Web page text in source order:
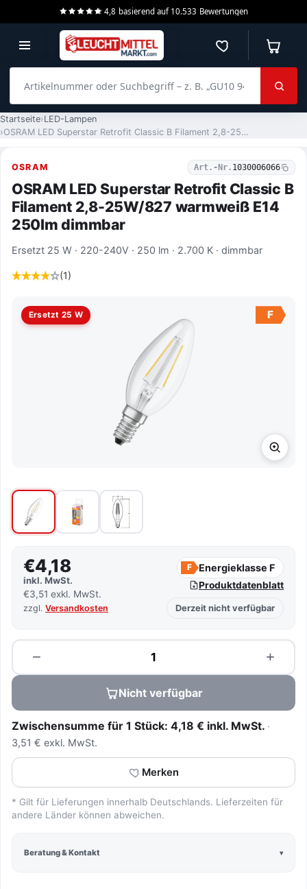
4,8 basierend auf 10.533 Bewertungen
Merkzettel
Startseite LED-Lampen
OSRAM LED Superstar Retrofit Classic B Filament 2,8-25W/827 warmweiß E14 250lm dimmbar
OSRAM Art.-Nr. 1030006066
OSRAM LED Superstar Retrofit Classic B
Filament 2,8-25W/827 warmweiß E14
250lm dimmbar
Ersetzt 25 W · 220-240V · 250 lm · 2.700 K · dimmbar
(1)
Ersetzt 25 W F
€4,18
inkl. MwSt.
€3,51 exkl. MwSt.
zzgl. Versandkosten
F Energieklasse F
Produktdatenblatt
Derzeit nicht verfügbar
−
Menge +
Nicht verfügbar
Zwischensumme für 1 Stück: 4,18 € inkl. MwSt.
3,51 € exkl. MwSt.
Merken
* Gilt für Lieferungen innerhalb Deutschlands. Lieferzeiten für
andere Länder können abweichen.
Beratung & Kontakt